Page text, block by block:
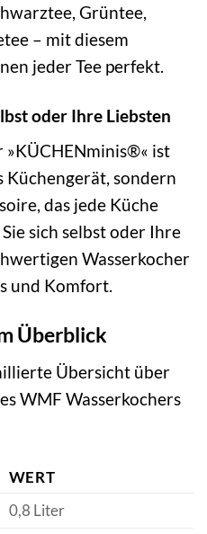
Grüntee,
– mit diesem
jeder Tee perfekt.
oder Ihre Liebsten
»KÜCHENminis®« ist
sondern
das jede Küche
sich selbst oder Ihre
Wasserkocher
und Komfort.
Überblick
Übersicht über
WMF Wasserkochers
WERT
0,8 Liter